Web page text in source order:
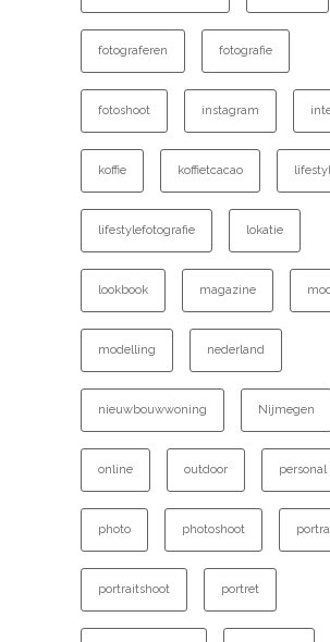
fotograferen fotografie
fotoshoot instagram
koffie koffietcacao
lifestylefotografie lokatie
lookbook magazine
modelling nederland
nieuwbouwwoning Nijmegen
online outdoor personal
photo photoshoot
portraitshoot portret